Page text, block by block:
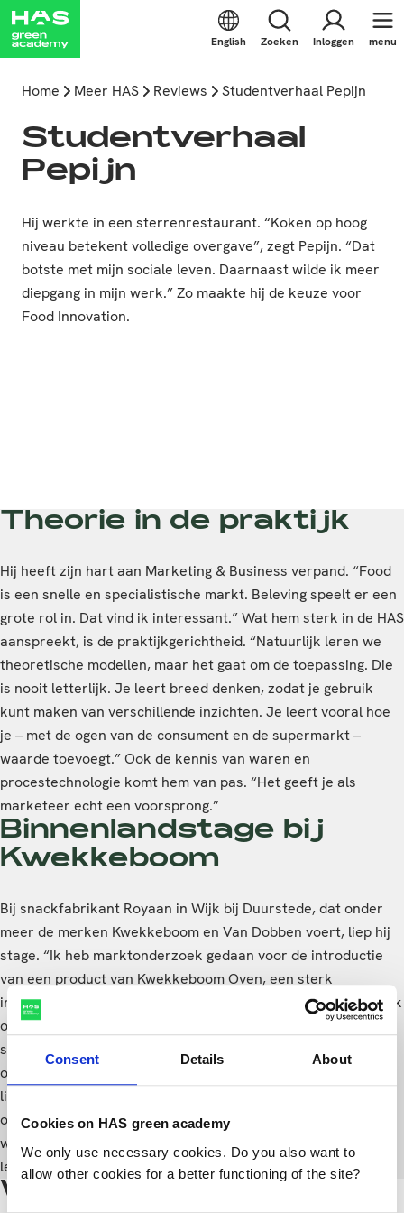
Consent Details About
Cookies on HAS green academy
We only use necessary cookies. Do you also want to
allow other cookies for a better functioning of the site?
English Zoeken Inloggen menu
Home Meer HAS Reviews Studentverhaal Pepijn
Studentverhaal
Pepijn
Hij werkte in een sterrenrestaurant. “Koken op hoog
niveau betekent volledige overgave”, zegt Pepijn. “Dat
botste met mijn sociale leven. Daarnaast wilde ik meer
diepgang in mijn werk.” Zo maakte hij de keuze voor
Food Innovation.
Theorie in de praktijk
Hij heeft zijn hart aan Marketing & Business verpand. “Food
is een snelle en specialistische markt. Beleving speelt er een
grote rol in. Dat vind ik interessant.” Wat hem sterk in de HAS
aanspreekt, is de praktijkgerichtheid. “Natuurlijk leren we
theoretische modellen, maar het gaat om de toepassing. Die
is nooit letterlijk. Je leert breed denken, zodat je gebruik
kunt maken van verschillende inzichten. Je leert vooral hoe
je – met de ogen van de consument en de supermarkt –
waarde toevoegt.” Ook de kennis van waren en
procestechnologie komt hem van pas. “Het geeft je als
marketeer echt een voorsprong.”
Binnenlandstage bij
Kwekkeboom
Bij snackfabrikant Royaan in Wijk bij Duurstede, dat onder
meer de merken Kwekkeboom en Van Dobben voert, liep hij
stage. “Ik heb marktonderzoek gedaan voor de introductie
van een product van Kwekkeboom Oven, een sterk
innovatieve tak binnen het bedrijf. Voor dat onderzoek heb ik
onder andere gesprekken met category managers van
supermarkten zoals Albert Heijn gevoerd. Verder heb ik
onderzocht hoe Kwekkeboom-producten in de schappen
liggen.” Ook desk research – het onderzoeken van bronnen
op met name internet – maakte deel uit van het onderzoek:
wat zijn trends en ontwikkelingen in snacks? Na analyse
legde Pepijn enkele strategische opties en een advies voor.
Werken voor merken